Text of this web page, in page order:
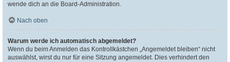
wende dich an die Board-Administration.
Nach oben
Warum werde ich automatisch abgemeldet?
Wenn du beim Anmelden das Kontrollkästchen „Angemeldet bleiben“ nicht
auswählst, wirst du nur für eine Sitzung angemeldet. Dies verhindert den